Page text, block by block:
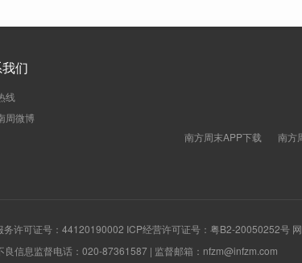
们
线
周微博
南方周末APP下载
南方
许可证号：44120190002 ICP经营许可证号：粤B2-20050252号 网
良信息监督电话：020-87361587 | 监督邮箱：nfzm@infzm.com